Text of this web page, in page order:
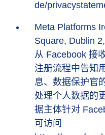
de/
Meta Platforms
Square, Dublin
从 Facebook 接
注册流程中告知
息、数据保护官
处理个人数据的
据主体针对
可访问